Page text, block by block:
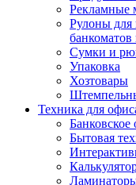
Рекламные
Рулоны для
банкоматов
Сумки и
Упаковка
Хозтовары
Техника для
Банковское
Бытовая